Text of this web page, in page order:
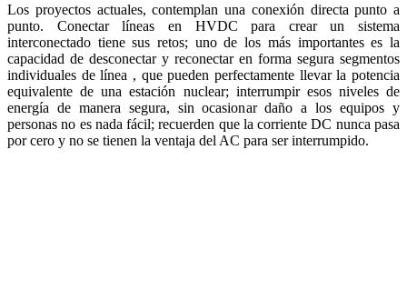
Los proyectos actuales, contemplan una conexión directa punto a
punto. Conectar líneas en HVDC para crear un sistema
interconectado tiene sus retos; uno de los más importantes es la
capacidad de desconectar y reconectar en forma segura segmentos
individuales de línea , que pueden perfectamente llevar la potencia
equivalente de una estación nuclear; interrumpir esos niveles de
energía de manera segura, sin ocasionar daño a los equipos y
personas no es nada fácil; recuerden que la corriente DC nunca pasa
por cero y no se tienen la ventaja del AC para ser interrumpido.